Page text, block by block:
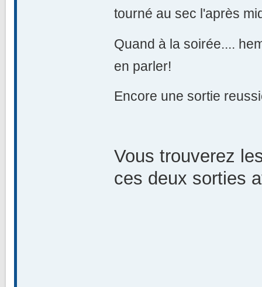
tourné au sec l'après
Quand à la soirée....
en parler!
Encore une sortie
Vous trouverez
ces deux sorties